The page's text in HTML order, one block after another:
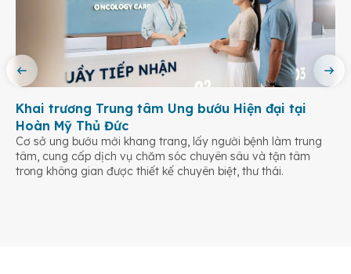
Khai trương Trung tâm Ung bướu Hiện đại tại
Hoàn Mỹ Thủ Đức
Cơ sở ung bướu mới khang trang, lấy người bệnh làm trung
tâm, cung cấp dịch vụ chăm sóc chuyên sâu và tận tâm
trong không gian được thiết kế chuyên biệt, thư thái.